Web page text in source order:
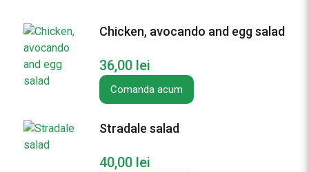
Chicken, avocando and egg salad
36,00 lei
Comanda acum
Stradale salad
40,00 lei